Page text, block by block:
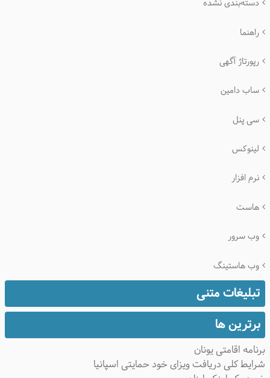
دسته‌بندی نشده
راهنما
رپورتاژ آگهی
ساب دامین
سی پنل
لینوکس
نرم افزار
هاست
وب سرور
وب هاستینگ
تبلیغات متنی
برترین ها
اقامتی یونان
کلی دریافت ویزای خود حمایتی اسپانیا